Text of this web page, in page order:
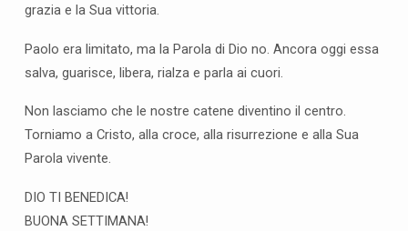
grazia e la Sua vittoria.
Paolo era limitato, ma la Parola di Dio no. Ancora oggi essa
salva, guarisce, libera, rialza e parla ai cuori.
Non lasciamo che le nostre catene diventino il centro.
Torniamo a Cristo, alla croce, alla risurrezione e alla Sua
Parola vivente.
DIO TI BENEDICA!
BUONA SETTIMANA!